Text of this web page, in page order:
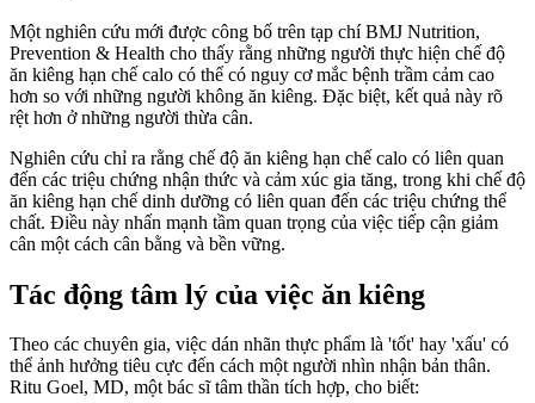
Một nghiên cứu mới được công bố trên tạp chí BMJ Nutrition,
Prevention & Health cho thấy rằng những người thực hiện chế độ
ăn kiêng hạn chế calo có thể có nguy cơ mắc bệnh trầm cảm cao
hơn so với những người không ăn kiêng. Đặc biệt, kết quả này rõ
rệt hơn ở những người thừa cân.
Nghiên cứu chỉ ra rằng chế độ ăn kiêng hạn chế calo có liên quan
đến các triệu chứng nhận thức và cảm xúc gia tăng, trong khi chế độ
ăn kiêng hạn chế dinh dưỡng có liên quan đến các triệu chứng thể
chất. Điều này nhấn mạnh tầm quan trọng của việc tiếp cận giảm
cân một cách cân bằng và bền vững.
Tác động tâm lý của việc ăn kiêng
Theo các chuyên gia, việc dán nhãn thực phẩm là 'tốt' hay 'xấu' có
thể ảnh hưởng tiêu cực đến cách một người nhìn nhận bản thân.
Ritu Goel, MD, một bác sĩ tâm thần tích hợp, cho biết: